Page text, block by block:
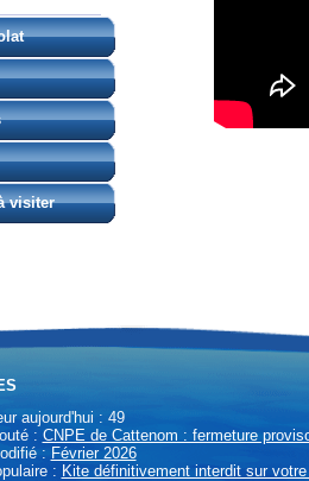
visiter
aujourd'hui : 49
: CNPE de Cattenom : fermeture
: Février 2026
: Kite définitivement interdit sur